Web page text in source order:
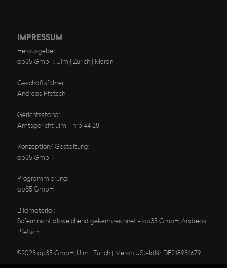
IMPRESSUM
Herausgeber:
ap35 GmbH, Ulm | Zürich | Meran
Geschäftsführer:
Andreas Pfetsch
Gerichtsstand:
Amtsgericht ulm - hrb 44 28
Konzeption/ Gestaltung:
ap35 GmbH
Programmierung:
ap35 GmbH
Bildmaterial:
Sofern nicht abweichend gekennzeichnet - ap35 GmbH, Andreas
Pfetsch
©2023 ap35 GmbH, Ulm | Zürich | Meran USt-IdNr. DE218931679